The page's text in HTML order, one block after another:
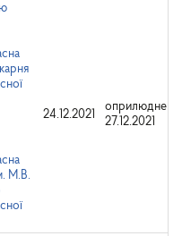
М.В.
24.12.2021
оприлюднено:
27.12.2021